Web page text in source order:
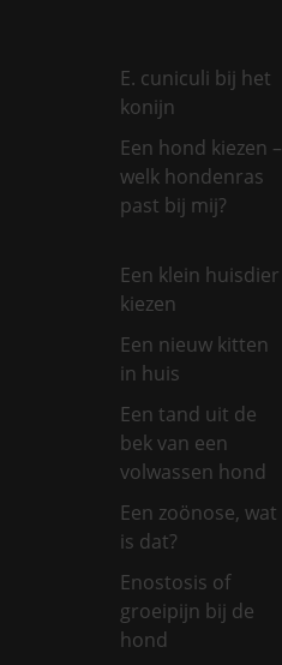
E. cuniculi bij het
konijn
Een hond kiezen –
welk hondenras
past bij mij?
Een klein huisdier
kiezen
Een nieuw kitten
in huis
Een tand uit de
bek van een
volwassen hond
Een zoönose, wat
is dat?
Enostosis of
groeipijn bij de
hond